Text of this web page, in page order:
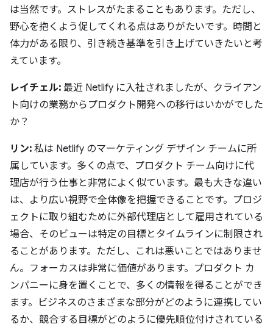
は当然です。ストレスがたまることもあります。ただし、
野心を抱くよう促してくれる点はありがたいです。時間と
体力がある限り、引き続き基準を引き上げていきたいと考
えています。
レイチェル: 最近 Netlify に入社されましたが、クライアン
ト向けの業務からプロダクト開発への移行はいかがでした
か？
リン: 私は Netlify のマーケティング デザイン チームに所
属しています。多くの点で、プロダクト チーム向けに代
理店が行う仕事と非常によく似ています。最も大きな違い
は、より広い視野で全体像を把握できることです。プロジ
ェクトに取り組むために外部代理店として雇用されている
場合、そのビューは特定の目標とタイムラインに制限され
ることがあります。ただし、これは悪いことではありませ
ん。フォーカスは非常に価値があります。プロダクト カ
ンパニーに身を置くことで、多くの情報を得ることができ
ます。ビジネスのさまざまな部分がどのように連携してい
るか、競合する目標がどのように優先順位付けされている